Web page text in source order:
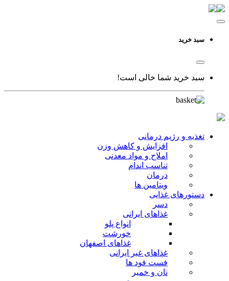
سبد خرید
سبد خرید شما خالی است!
تغذیه و رژیم درمانی
افزایش و کاهش وزن
املاح و مواد معدنی
تناسب اندام
درمان
ویتامین ها
دستورهای غذایی
دسر
غذاهای ایرانی
انواع پلو
خورشت
غذاهای اصفهان
غذاهای غیر ایرانی
فست فود ها
نان و خمیر